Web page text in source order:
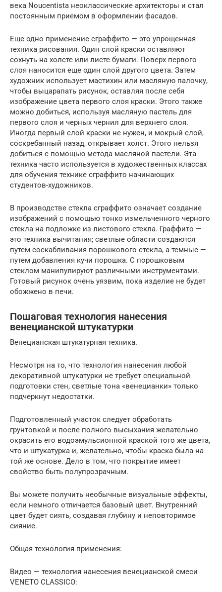
века Noucentista неоклассические архитекторы и стал
постоянным приемом в оформлении фасадов.
Еще одно применение сграффито — это упрощенная
техника рисования. Один слой краски оставляют
сохнуть на холсте или листе бумаги. Поверх первого
слоя наносится еще один слой другого цвета. Затем
художник использует мастихин или масляную палочку,
чтобы выцарапать рисунок, оставляя после себя
изображение цвета первого слоя краски. Этого также
можно добиться, используя масляную пастель для
первого слоя и черных чернил для верхнего слоя.
Иногда первый слой краски не нужен, и мокрый слой,
соскребанный назад, открывает холст. Этого нельзя
добиться с помощью метода масляной пастели. Эта
техника часто используется в художественных классах
для обучения технике сграффито начинающих
студентов-художников.
В производстве стекла сграффито означает создание
изображений с помощью тонко измельченного черного
стекла на подложке из листового стекла. Граффито —
это техника вычитания; светлые области создаются
путем соскабливания порошкового стекла, а темные —
путем добавления кучи порошка. С порошковым
стеклом манипулируют различными инструментами.
Готовый рисунок очень уязвим, пока изделие не будет
обожжено в печи.
Пошаговая технология нанесения
венецианской штукатурки
Венецианская штукатурная техника.
Несмотря на то, что технология нанесения любой
декоративной штукатурки не требует специальной
подготовки стен, светлые тона «венецианки» только
подчеркнут недостатки.
Подготовленный участок следует обработать
грунтовкой и после полного высыхания желательно
окрасить его водоэмульсионной краской того же цвета,
что и штукатурка и, желательно, чтобы краска была на
той же основе. Дело в том, что покрытие имеет
свойство быть полупрозрачным.
Вы можете получить необычные визуальные эффекты,
если немного отличается базовый цвет. Внутренний
цвет будет сиять, создавая глубину и неповторимое
сияние.
Общая технология применения:
Видео — технология нанесения венецианской смеси
VENETO CLASSICO: